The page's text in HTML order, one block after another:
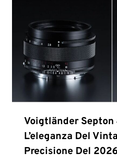
Voigtländer
L’eleganza Del
Precisione Del